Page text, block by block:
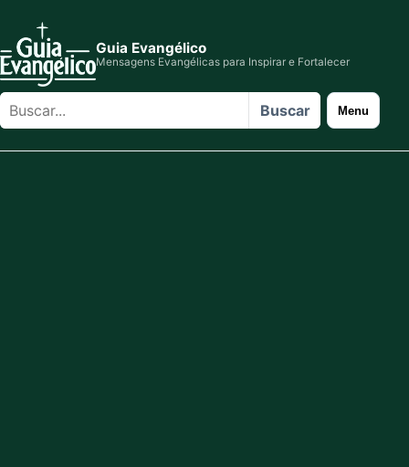
Guia Evangélico
Mensagens Evangélicas para Inspirar e Fortalecer
Buscar
no
site
Buscar Menu